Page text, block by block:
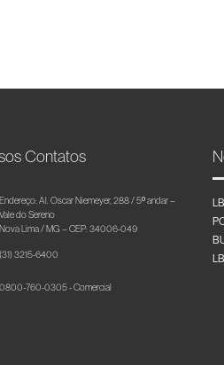
Contatos
Endereço: Al. Oscar Niemeyer, 288 / 5º andar –
Vale do Sereno
Nova Lima / MG – CEP: 34006-049
(31) 3215-6400
0800-760-0305 - Comercial